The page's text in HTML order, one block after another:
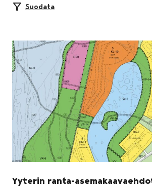
Suodata
Yyterin ranta-